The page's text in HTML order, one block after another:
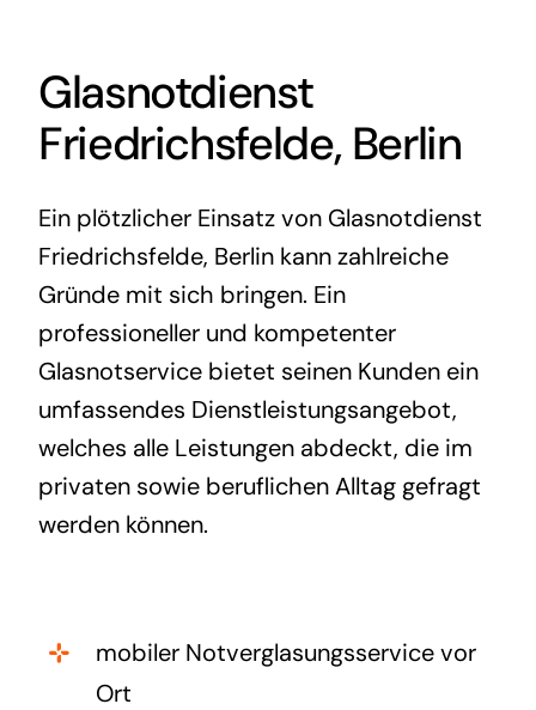
Glasnotdienst
Friedrichsfelde, Berlin
Ein plötzlicher Einsatz von Glasnotdienst
Friedrichsfelde, Berlin kann zahlreiche
Gründe mit sich bringen. Ein
professioneller und kompetenter
Glasnotservice bietet seinen Kunden ein
umfassendes Dienstleistungsangebot,
welches alle Leistungen abdeckt, die im
privaten sowie beruflichen Alltag gefragt
werden können.
mobiler Notverglasungsservice vor
Ort